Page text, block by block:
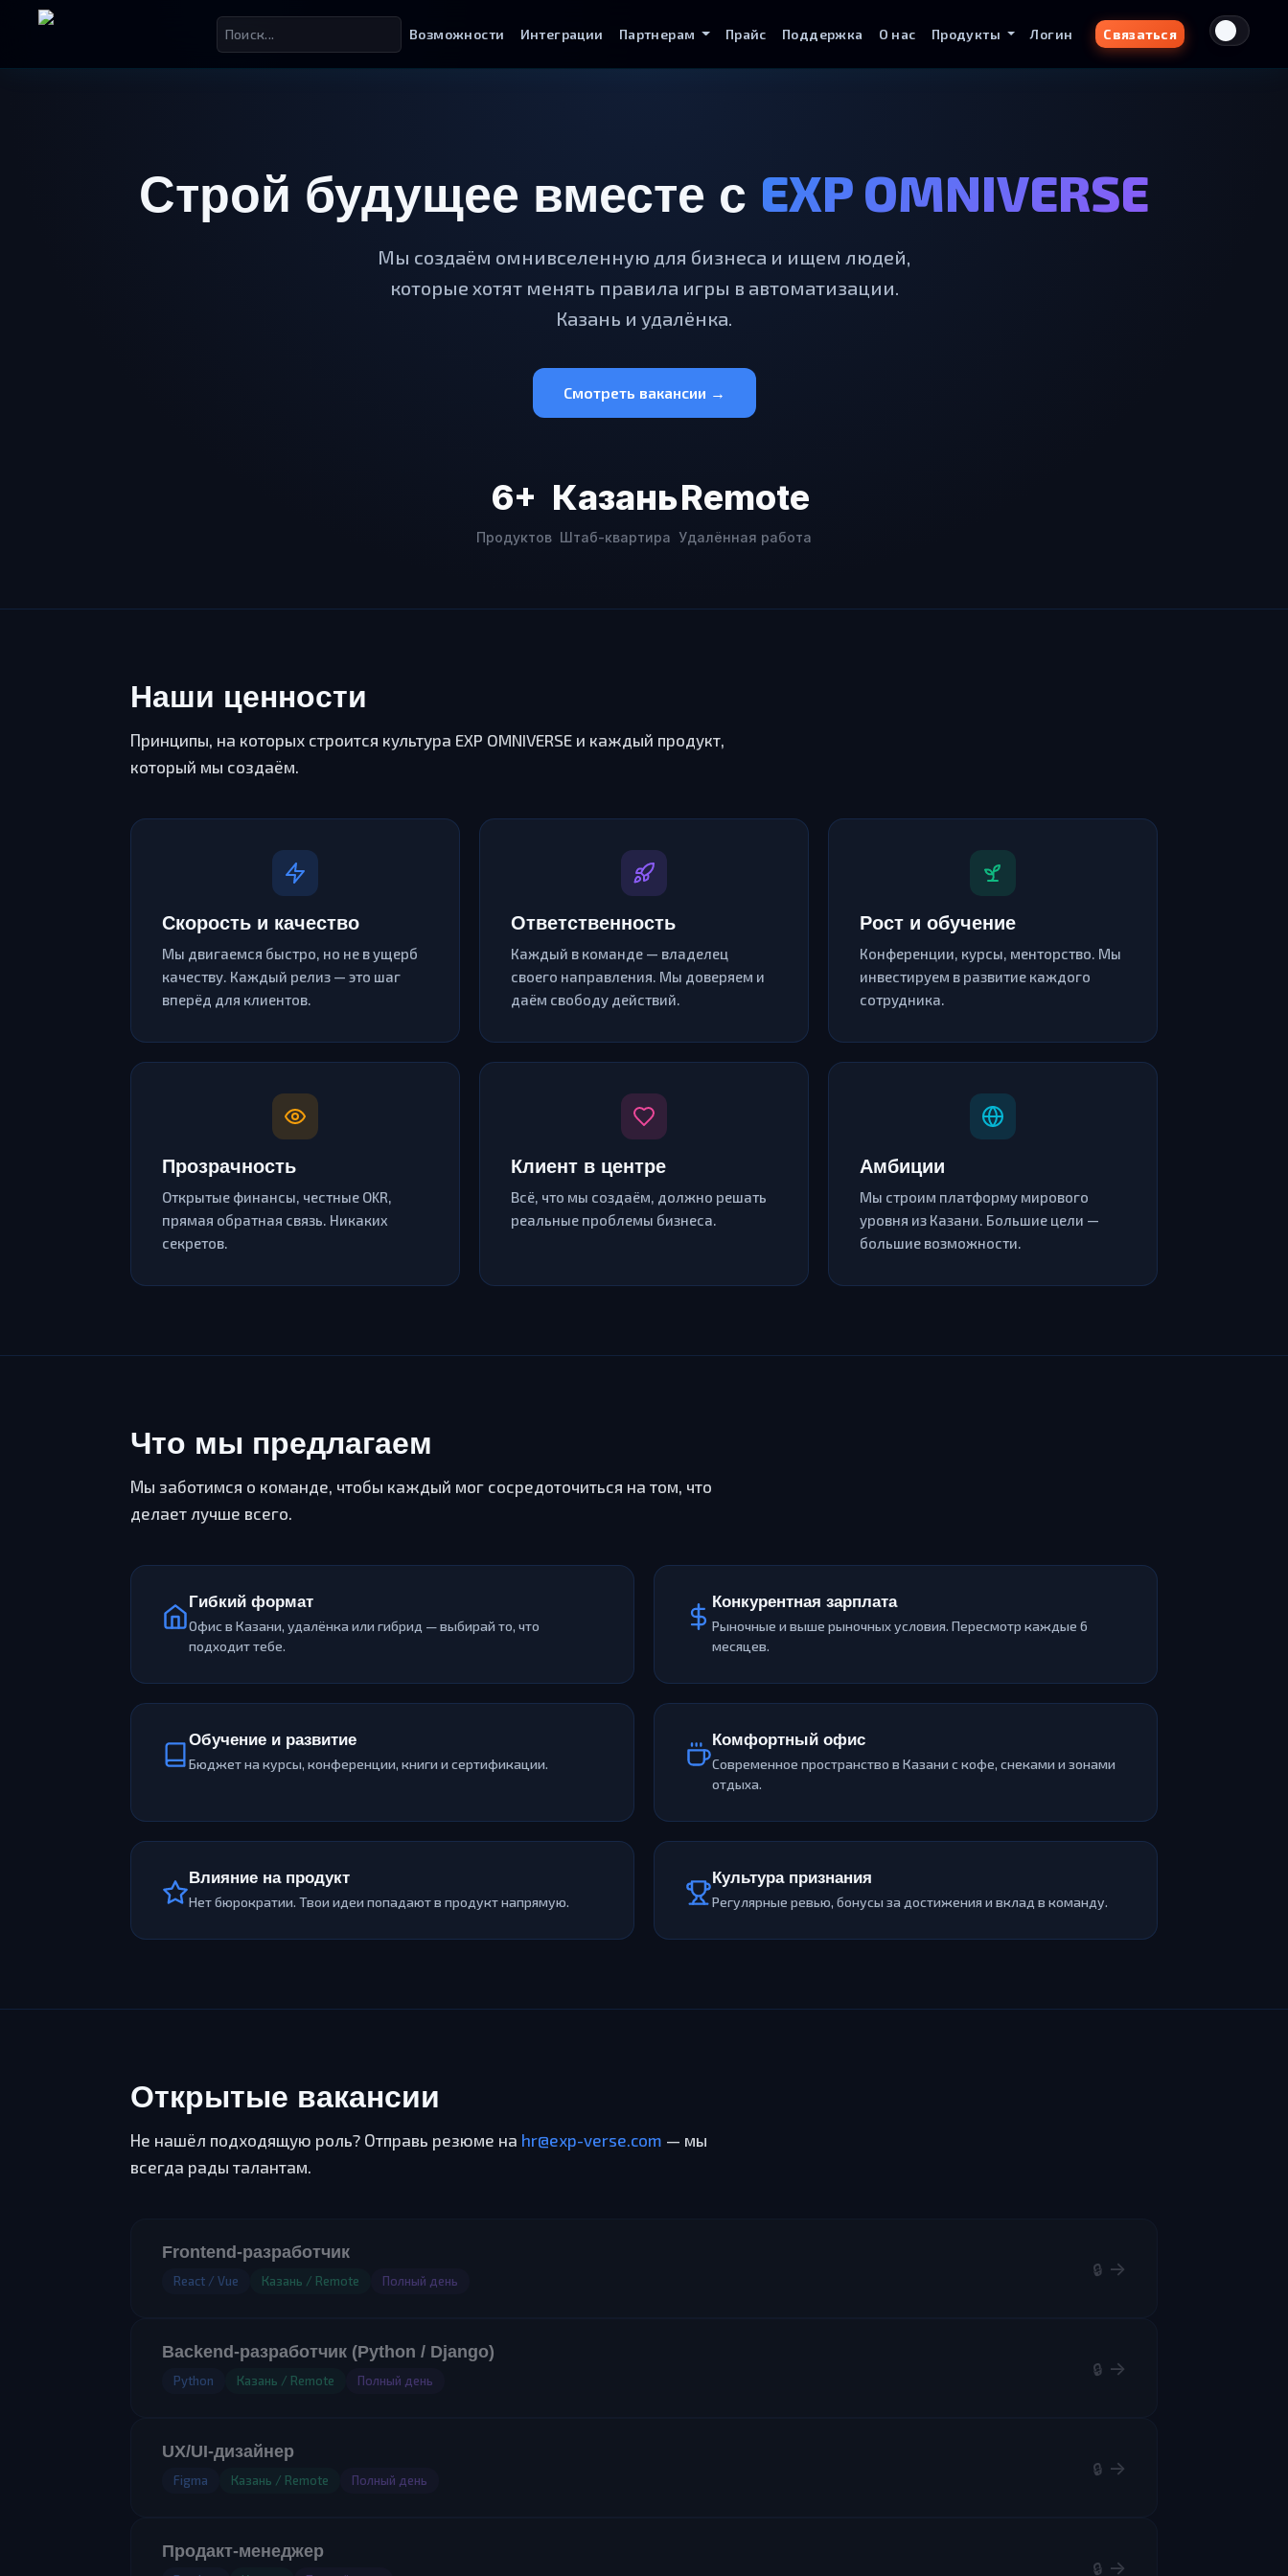
Возможности Интеграции Партнерам Прайс Поддержка О нас Продукты Логин Связаться
Строй будущее вместе с EXP OMNIVERSE
Мы создаём омнивселенную для бизнеса и ищем людей,
которые хотят менять правила игры в автоматизации.
Казань и удалёнка.
Смотреть вакансии →
6+
Продуктов
Казань
Штаб-квартира
Remote
Удалённая работа
Наши ценности
Принципы, на которых строится культура EXP OMNIVERSE и каждый продукт,
который мы создаём.
Скорость и качество
Мы двигаемся быстро, но не в ущерб
качеству. Каждый релиз — это шаг
вперёд для клиентов.
Ответственность
Каждый в команде — владелец
своего направления. Мы доверяем и
даём свободу действий.
Рост и обучение
Конференции, курсы, менторство. Мы
инвестируем в развитие каждого
сотрудника.
Прозрачность
Открытые финансы, честные OKR,
прямая обратная связь. Никаких
секретов.
Клиент в центре
Всё, что мы создаём, должно решать
реальные проблемы бизнеса.
Амбиции
Мы строим платформу мирового
уровня из Казани. Большие цели —
большие возможности.
Что мы предлагаем
Мы заботимся о команде, чтобы каждый мог сосредоточиться на том, что
делает лучше всего.
Гибкий формат
Офис в Казани, удалёнка или гибрид — выбирай то, что
подходит тебе.
Конкурентная зарплата
Рыночные и выше рыночных условия. Пересмотр каждые 6
месяцев.
Обучение и развитие
Бюджет на курсы, конференции, книги и сертификации.
Комфортный офис
Современное пространство в Казани с кофе, снеками и зонами
отдыха.
Влияние на продукт
Нет бюрократии. Твои идеи попадают в продукт напрямую.
Культура признания
Регулярные ревью, бонусы за достижения и вклад в команду.
Открытые вакансии
Не нашёл подходящую роль? Отправь резюме на hr@exp-verse.com — мы
всегда рады талантам.
Frontend-разработчик
React / Vue Казань / Remote Полный день
→
Backend-разработчик (Python / Django)
Python Казань / Remote Полный день
→
UX/UI-дизайнер
Figma Казань / Remote Полный день
→
Продакт-менеджер
→